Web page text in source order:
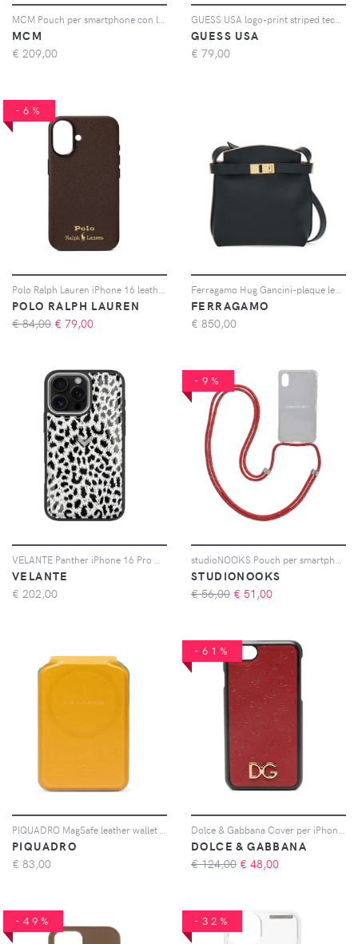
MCM
€ 209,00
GUESS USA
€ 79,00
-6%
POLO RALPH LAUREN
€ 84,00 € 79,00
FERRAGAMO
€ 850,00
VELANTE
€ 202,00
-9%
STUDIONOOKS
€ 56,00 € 51,00
PIQUADRO
€ 83,00
-61%
DOLCE & GABBANA
€ 124,00 € 48,00
-49% -32%